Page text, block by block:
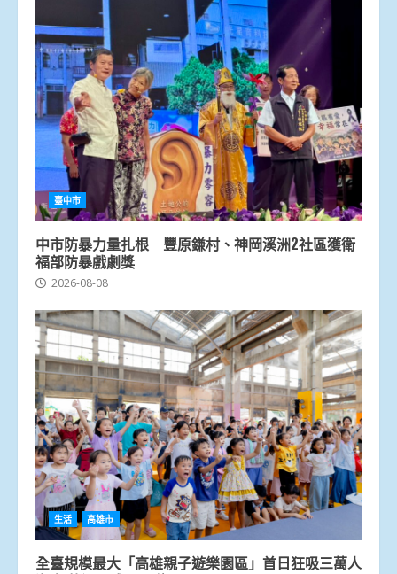
臺中市
中市防暴力量扎根 豐原鎌村、神岡溪洲2社區獲衛
福部防暴戲劇獎
2026-08-08
生活 高雄市
全臺規模最大「高雄親子遊樂園區」首日狂吸三萬人